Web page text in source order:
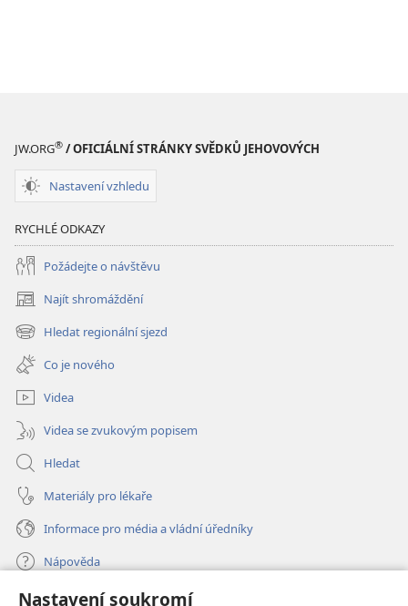
Nastavení soukromí
JW.ORG® / OFICIÁLNÍ STRÁNKY SVĚDKŮ JEHOVOVÝCH
Nastavení vzhledu
RYCHLÉ ODKAZY
Požádejte o návštěvu
Najít shromáždění
(otevřeno
nové
okno)
Hledat regionální sjezd
(otevřeno
nové
okno)
Co je nového
Videa
Videa se zvukovým popisem
Hledat
Materiály pro lékaře
Informace pro média a vládní úředníky
Nápověda